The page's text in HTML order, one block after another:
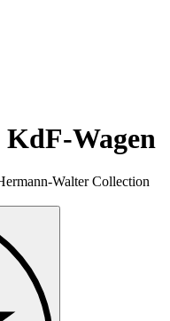
KdF-Wagen
Walter Collection